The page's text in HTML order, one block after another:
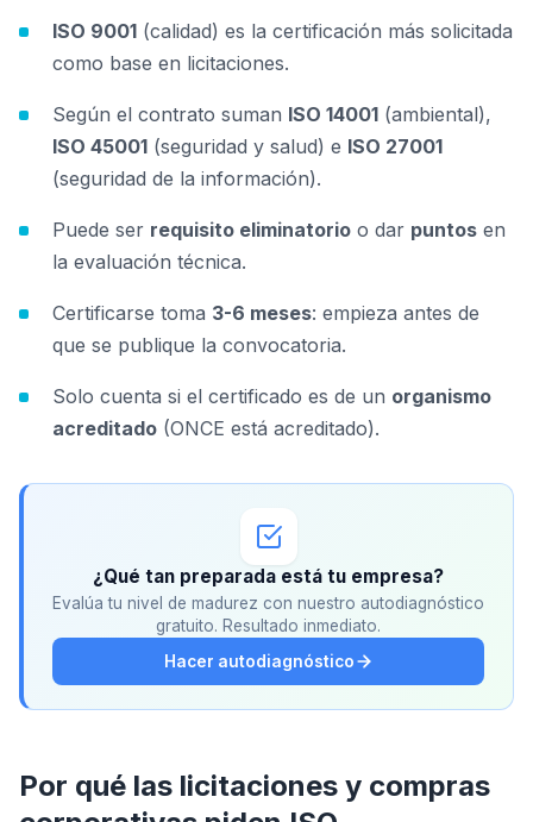
ISO 9001 (calidad) es la certificación más solicitada
como base en licitaciones.
Según el contrato suman ISO 14001 (ambiental),
ISO 45001 (seguridad y salud) e ISO 27001
(seguridad de la información).
Puede ser requisito eliminatorio o dar puntos en
la evaluación técnica.
Certificarse toma 3-6 meses: empieza antes de
que se publique la convocatoria.
Solo cuenta si el certificado es de un organismo
acreditado (ONCE está acreditado).
¿Qué tan preparada está tu empresa?
Evalúa tu nivel de madurez con nuestro autodiagnóstico
gratuito. Resultado inmediato.
Hacer autodiagnóstico
Por qué las licitaciones y compras